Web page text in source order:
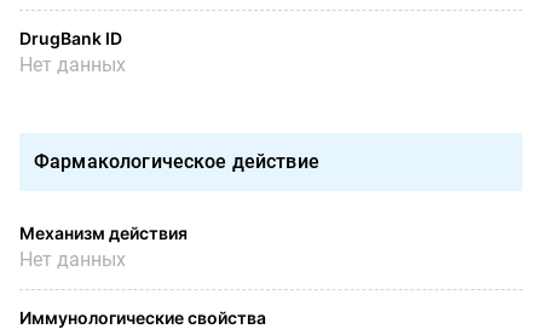
DrugBank ID
Нет данных
Фармакологическое действие
Механизм действия
Нет данных
Иммунологические свойства